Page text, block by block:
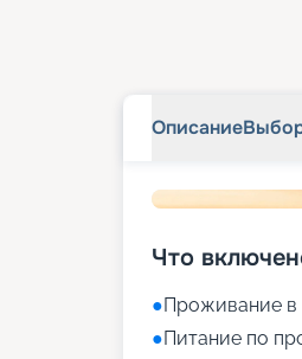
Описание
Что
●Проживание в
●Питание по